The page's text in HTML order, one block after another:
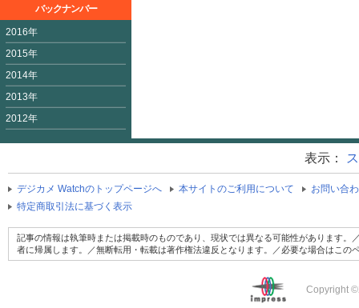
バックナンバー
2016年
2015年
2014年
2013年
2012年
表示：
デジカメ Watchのトップページへ 本サイトのご利用について
お問い合
特定商取引法に基づく表示
記事の情報は執筆時または掲載時のものであり、現状では異なる可能性があります
者に帰属します。／無断転用・転載は著作権法違反となります。／必要な場合はこ
Copyright